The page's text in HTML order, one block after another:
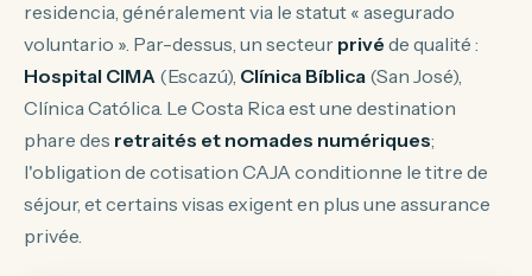
residencia, généralement via le statut « asegurado
voluntario ». Par-dessus, un secteur privé de qualité :
Hospital CIMA (Escazú), Clínica Bíblica (San José),
Clínica Católica. Le Costa Rica est une destination
phare des retraités et nomades numériques;
l'obligation de cotisation CAJA conditionne le titre de
séjour, et certains visas exigent en plus une assurance
privée.